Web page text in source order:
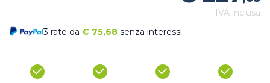
IVA inclusa
3 rate da € 75,68 senza interessi